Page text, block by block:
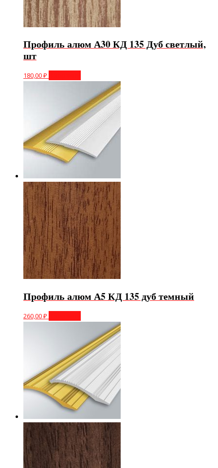
Профиль алюм А30 КД 135 Дуб светлый,
шт
180,00₽
Профиль алюм А5 КД 135 дуб темный
260,00₽